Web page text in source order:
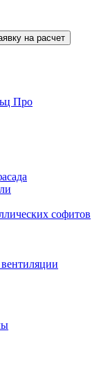
на расчет
Про
софитов